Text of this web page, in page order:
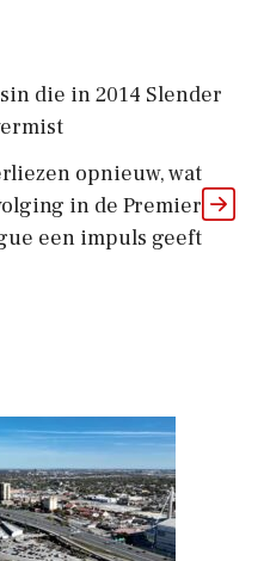
die in 2014 Slender
opnieuw, wat
in de Premier
een impuls geeft